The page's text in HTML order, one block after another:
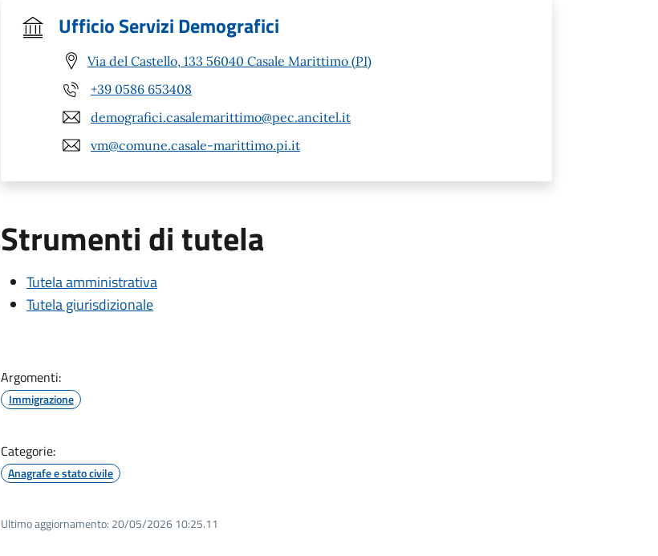
Ufficio Servizi Demografici
Via del Castello, 133 56040 Casale Marittimo (PI)
+39 0586 653408
demografici.casalemarittimo@pec.ancitel.it
vm@comune.casale-marittimo.pi.it
Strumenti di tutela
Tutela amministrativa
Tutela giurisdizionale
Argomenti:
Immigrazione
Categorie:
Anagrafe e stato civile
Ultimo aggiornamento: 20/05/2026 10:25.11